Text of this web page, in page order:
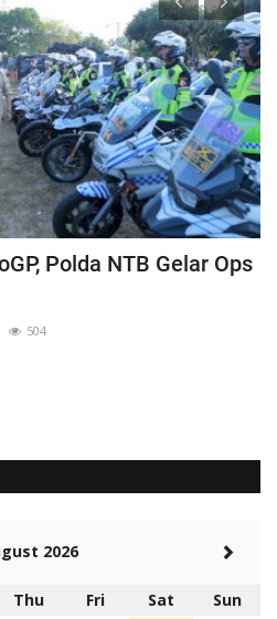
Wajibkan Personel
528
2026
Thu Fri Sat
Sun